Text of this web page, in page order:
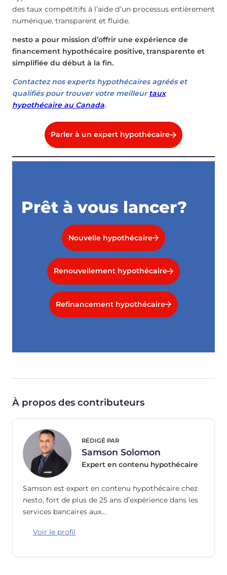
des taux compétitifs à l’aide d’un processus entièrement
numérique, transparent et fluide.
nesto a pour mission d’offrir une expérience de
financement hypothécaire positive, transparente et
simplifiée du début à la fin.
Contactez nos experts hypothécaires agréés et
qualifiés pour trouver votre meilleurtaux
hypothécaire au Canada.
Parler à un expert hypothécaire
Prêt à vous lancer?
Nouvelle hypothécaire
Renouvellement hypothécaire
Refinancement hypothécaire
À propos des contributeurs
RÉDIGÉ PAR
Samson Solomon
Expert en contenu hypothécaire
Samson est expert en contenu hypothécaire chez
nesto, fort de plus de 25 ans d’expérience dans les
services bancaires aux…
Voir le profil